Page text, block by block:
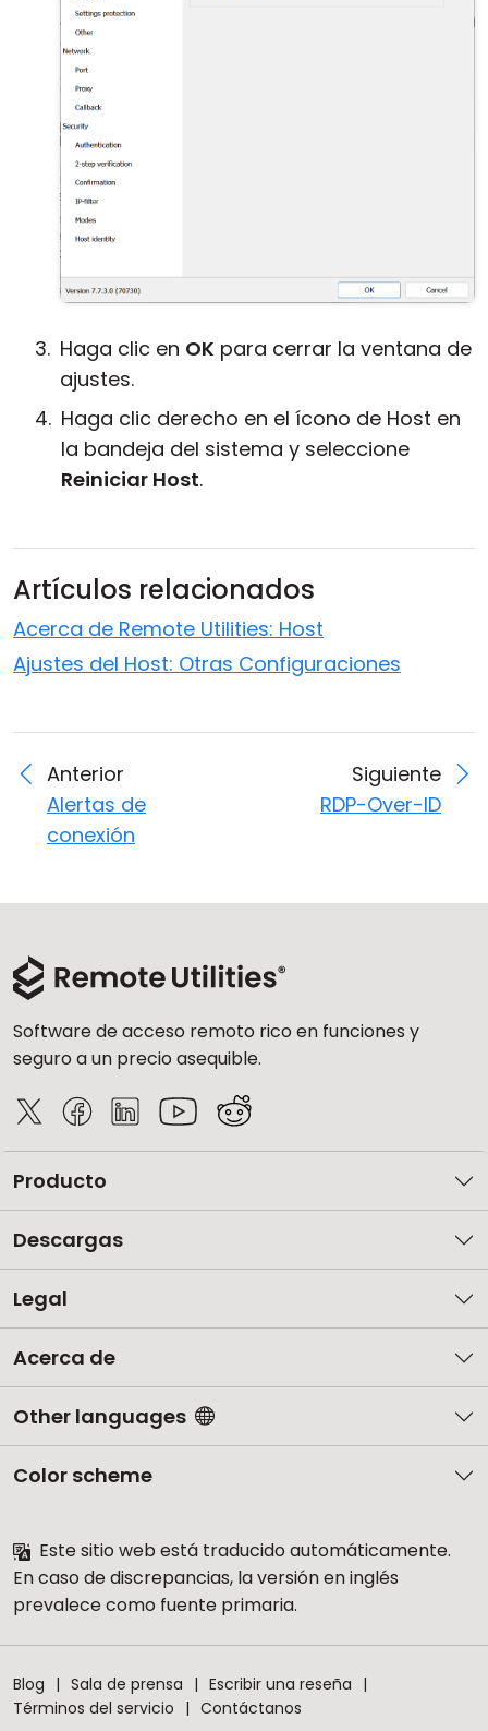
Haga clic en OK para cerrar la ventana de
ajustes.
Haga clic derecho en el ícono de Host en
la bandeja del sistema y seleccione
Reiniciar Host.
Artículos relacionados
Acerca de Remote Utilities: Host
Ajustes del Host: Otras Configuraciones
Anterior
Alertas de
conexión
Siguiente
RDP-Over-ID
Software de acceso remoto rico en funciones y
seguro a un precio asequible.
Producto
Descargas
Legal
Acerca de
Other languages
Color scheme
Este sitio web está traducido automáticamente.
En caso de discrepancias, la versión en inglés
prevalece como fuente primaria.
Blog Sala de prensa
Escribir una reseña
Términos del servicio
Contáctanos